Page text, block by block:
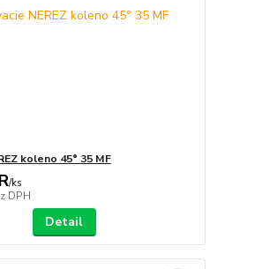
koleno 45° 35 MF
/ks
DPH
Detail